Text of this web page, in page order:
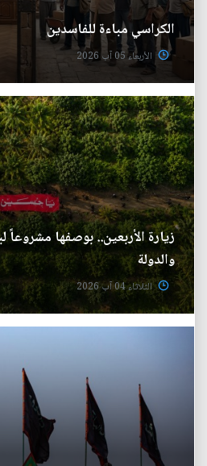
الكراسي مباءة للفاسدين
الأربعاء 05 آب 2026
زيارة الأربعين.. بوصفها مشروعاً
والدولة
الثلاثاء 04 آب 2026